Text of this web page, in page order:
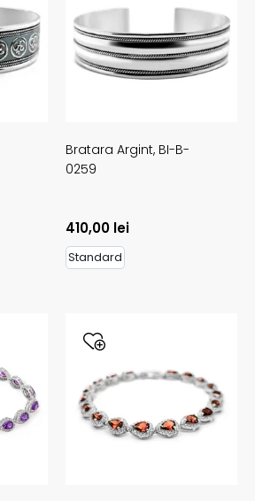
Bratara Argint, BI-B-
0259
410,00 lei
Standard